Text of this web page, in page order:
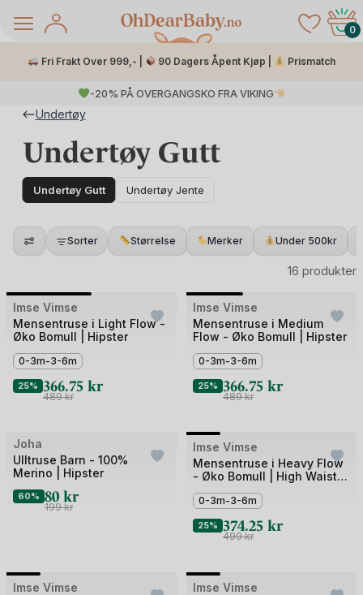
0
Fri Frakt Over 999,- | 90 Dagers Åpent Kjøp | Prismatch
-20% PÅ OVERGANGSKO FRA VIKING
Undertøy
Undertøy Gutt
Undertøy Gutt Undertøy Jente
Sorter Størrelse Merker Under 500kr
16 produkter
Bilde
av
Imse Vimse
Mensentruse i Light Flow -
Øko Bomull | Hipster
0-3m-3-6m
25% 366.75 kr
489kr
Bilde
av
Imse Vimse
Mensentruse i Medium
Flow - Øko Bomull | Hipster
0-3m-3-6m
25% 366.75 kr
489kr
Outlet
Joha
Ulltruse Barn - 100%
Merino | Hipster
60% 80 kr
199kr
Bilde
av
Imse Vimse
Mensentruse i Heavy Flow
- Øko Bomull | High Waist
Period Underwear
0-3m-3-6m
25% 374.25 kr
499kr
Bilde
Imse Vimse
Bilde
Imse Vimse